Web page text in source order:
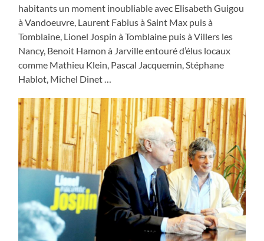
habitants un moment inoubliable avec Elisabeth Guigou
à Vandoeuvre, Laurent Fabius à Saint Max puis à
Tomblaine, Lionel Jospin à Tomblaine puis à Villers les
Nancy, Benoit Hamon à Jarville entouré d’élus locaux
comme Mathieu Klein, Pascal Jacquemin, Stéphane
Hablot, Michel Dinet …